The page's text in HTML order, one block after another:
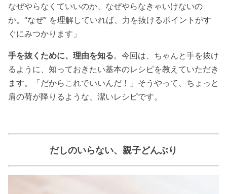
なぜやらなくていいのか、なぜやらなきゃいけないの
か。“なぜ” を理解していれば、力を抜けるポイントがす
ぐにみつかります」
手を抜くために、理由を知る。今回は、ちゃんと手を抜け
るように、知っておきたい基本のレシピを教えていただき
ます。「だからこれでいいんだ！」そうやって、ちょっと
肩の荷が降りるような、潔いレシピです。
だしのいらない、親子どんぶり